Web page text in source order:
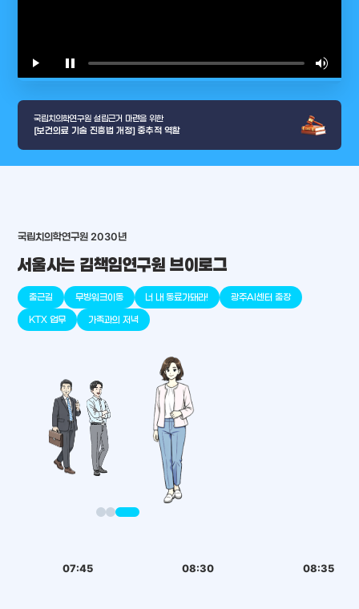
arrow_selector_tool
place
천안
place
세종
place
판교
place
오송
place
대덕
place
원주
play_arrow pause volume_up
국립치의학연구원 설립근거 마련을 위한
[보건의료 기술 진흥법 개정] 중추적 역할
국립치의학연구원 2030년
서울사는 김책임연구원 브이로그
출근길 무빙워크이동 너 내 동료가돼라! 광주AI센터 출장
KTX 업무 가족과의 저녁
07:45 08:30 08:35